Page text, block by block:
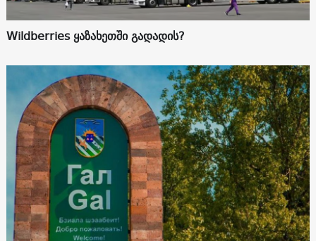
Wildberries ყაზახეთში გადადის?